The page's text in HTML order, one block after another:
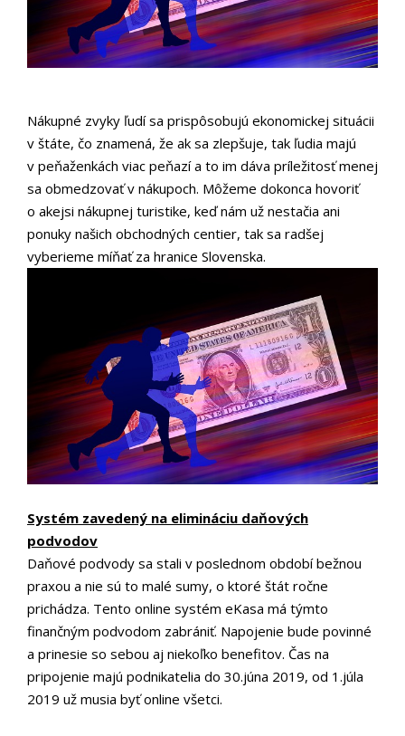
Nákupné zvyky ľudí sa prispôsobujú ekonomickej situácii
v štáte, čo znamená, že ak sa zlepšuje, tak ľudia majú
v peňaženkách viac peňazí a to im dáva príležitosť menej
sa obmedzovať v nákupoch. Môžeme dokonca hovoriť
o akejsi nákupnej turistike, keď nám už nestačia ani
ponuky našich obchodných centier, tak sa radšej
vyberieme míňať za hranice Slovenska.
Systém zavedený na elimináciu daňových
podvodov
Daňové podvody sa stali v poslednom období bežnou
praxou a nie sú to malé sumy, o ktoré štát ročne
prichádza. Tento online systém eKasa má týmto
finančným podvodom zabrániť. Napojenie bude povinné
a prinesie so sebou aj niekoľko benefitov. Čas na
pripojenie majú podnikatelia do 30.júna 2019, od 1.júla
2019 už musia byť online všetci.